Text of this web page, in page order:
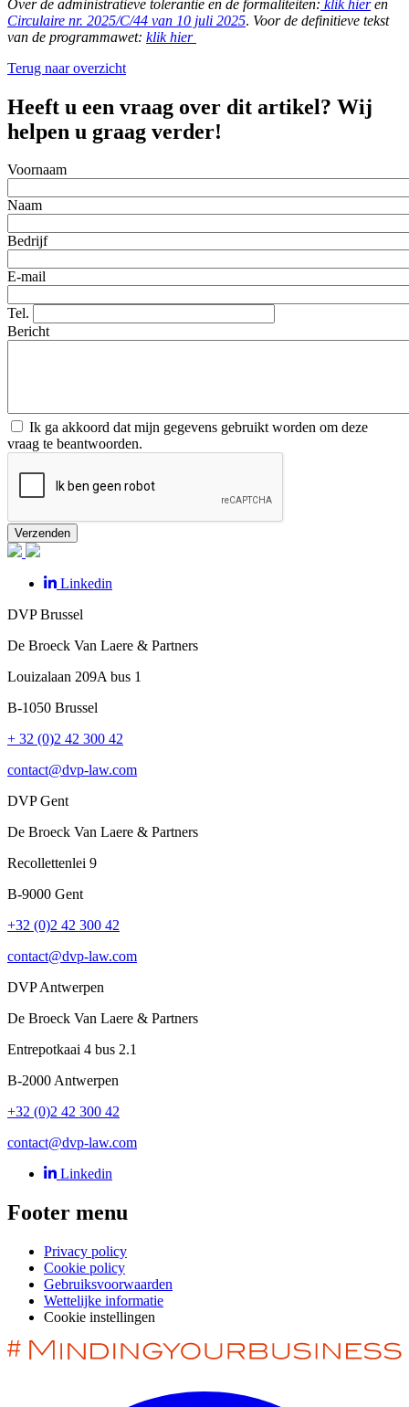
Over de administratieve tolerantie en de formaliteiten: klik hier en
Circulaire nr. 2025/C/44 van 10 juli 2025. Voor de definitieve tekst
van de programmawet: klik hier
Terug naar overzicht
Heeft u een vraag over dit artikel? Wij
helpen u graag verder!
Voornaam
Naam
Bedrijf
E-mail
Tel.
Bericht
Ik ga akkoord dat mijn gegevens gebruikt worden om deze
vraag te beantwoorden.
Verzenden
Linkedin
DVP Brussel
De Broeck Van Laere & Partners
Louizalaan 209A bus 1
B-1050 Brussel
+ 32 (0)2 42 300 42
contact@dvp-law.com
DVP Gent
De Broeck Van Laere & Partners
Recollettenlei 9
B-9000 Gent
+32 (0)2 42 300 42
contact@dvp-law.com
DVP Antwerpen
De Broeck Van Laere & Partners
Entrepotkaai 4 bus 2.1
B-2000Antwerpen
+32 (0)2 42 300 42
contact@dvp-law.com
Linkedin
Footer menu
Privacy policy
Cookie policy
Gebruiksvoorwaarden
Wettelijke informatie
Cookie instellingen